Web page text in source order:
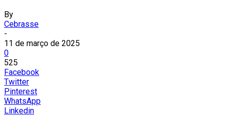
By
Cebrasse
-
11 de março de 2025
0
525
Facebook
Twitter
Pinterest
WhatsApp
Linkedin